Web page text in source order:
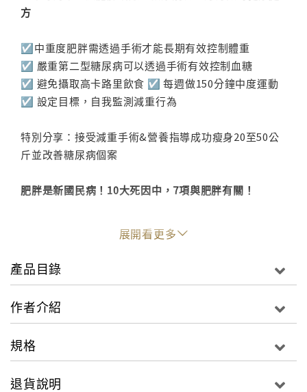
方
☑中重度肥胖需透過手術才能長期有效控制體重
☑ 嚴重第二型糖尿病可以透過手術有效控制血糖
☑ 避免攝取高卡路里飲食 ☑ 每週做150分鐘中度運動
☑ 設定目標，自我監測減重行為
特別分享：接受減重手術&營養指導成功瘦身20至50公
斤並改善糖尿病個案
肥胖是新國民病！10大死因中，7項與肥胖有關！
☑惡性腫瘤 ☑心臟疾病 ☑腦血管疾病 ☑糖尿病
☑慢性下呼吸道疾病 ☑慢性肝病及肝硬化 ☑慢性腎臟
病
胖影響健康而接受減重及代謝性手術者將近3000例，尤
人會在術後10年內體重又再回升20～50%， 因此減重手
能瘦身不復胖又能改善健康的關鍵！
展開看更多
產品目錄
作者介紹
規格
退貨說明